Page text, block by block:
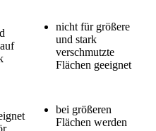
nicht für größere
und stark
verschmutzte
Flächen geeignet
bei größeren
Flächen werden